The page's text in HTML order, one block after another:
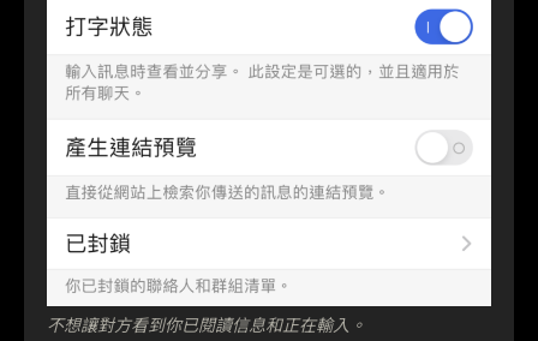
不想讓對方看到你已閱讀信息和正在輸入。